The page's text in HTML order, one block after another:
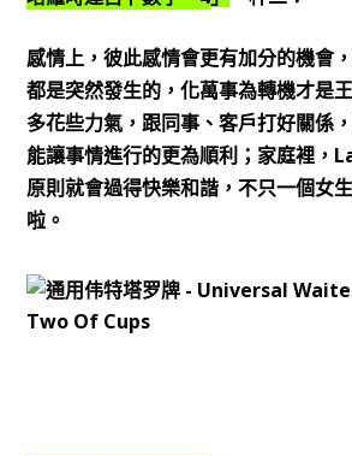
感情上，彼此感情會更有加分的機會
都是突然發生的，化萬事為轉機才是
多花些力氣，跟同事、客戶打好關係
能讓事情進行的更為順利；家庭裡，
原則就會過得快樂和諧，不只一個女
啦。